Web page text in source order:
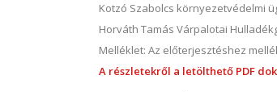
Kotzó Szabolcs környezetvédelmi
Horváth Tamás Várpalotai
Melléklet: Az előterjesztéshez
A részletekről a letölthető PDF